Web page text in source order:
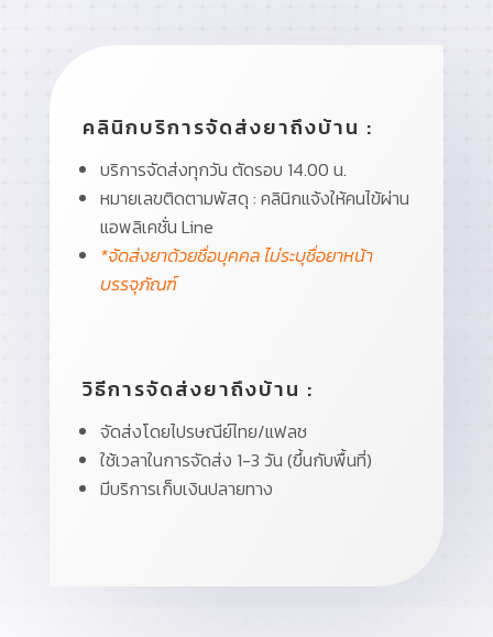
คลินิกบริการจัดส่งยาถึงบ้าน :
บริการจัดส่งทุกวัน ตัดรอบ 14.00 น.
หมายเลขติดตามพัสดุ : คลินิกแจ้งให้คนไข้ผ่าน
แอพลิเคชั่น Line
*จัดส่งยาด้วยชื่อบุคคล ไม่ระบุชื่อยาหน้า
บรรจุภัณฑ์
วิธีการจัดส่งยาถึงบ้าน :
จัดส่งโดยไปรษณีย์ไทย/แฟลช
ใช้เวลาในการจัดส่ง 1-3 วัน (ขึ้นกับพื้นที่)
มีบริการเก็บเงินปลายทาง